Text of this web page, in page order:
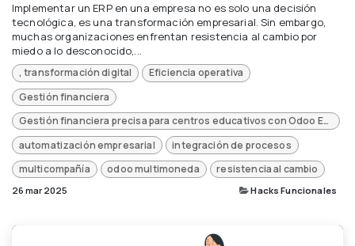
Implementar un ERP en una empresa no es solo una decisión
tecnológica, es una transformación empresarial. Sin embargo,
muchas organizaciones enfrentan resistencia al cambio por
miedo a lo desconocido,...
, transformación digital
Eficiencia operativa
Gestión financiera
Gestión financiera precisa para centros educativos con Odoo ERP
automatización empresarial
integración de procesos
multicompañía
odoo multimoneda resistencia al cambio
26 mar 2025 Hacks Funcionales